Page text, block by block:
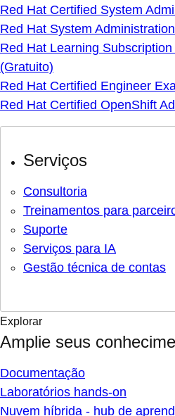
Red Hat Certified System
Red Hat System
Red Hat Learning
(Gratuito)
Red Hat Certified Engineer
Red Hat Certified OpenShift
Serviços
Consultoria
Treinamentos para
Suporte
Serviços para IA
Gestão técnica de contas
Explorar
Amplie seus
Documentação
Laboratórios hands-on
Nuvem híbrida - hub de